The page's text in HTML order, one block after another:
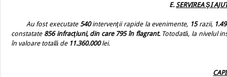
E. SERVIREA ŞI
Au fost executate 540intervenţii rapide la evenimente, 15razii,
constatate856 infracţiuni, din care 795 în flagrant. Totodată, la nivelul
în valoare totală de 11.360.000lei.